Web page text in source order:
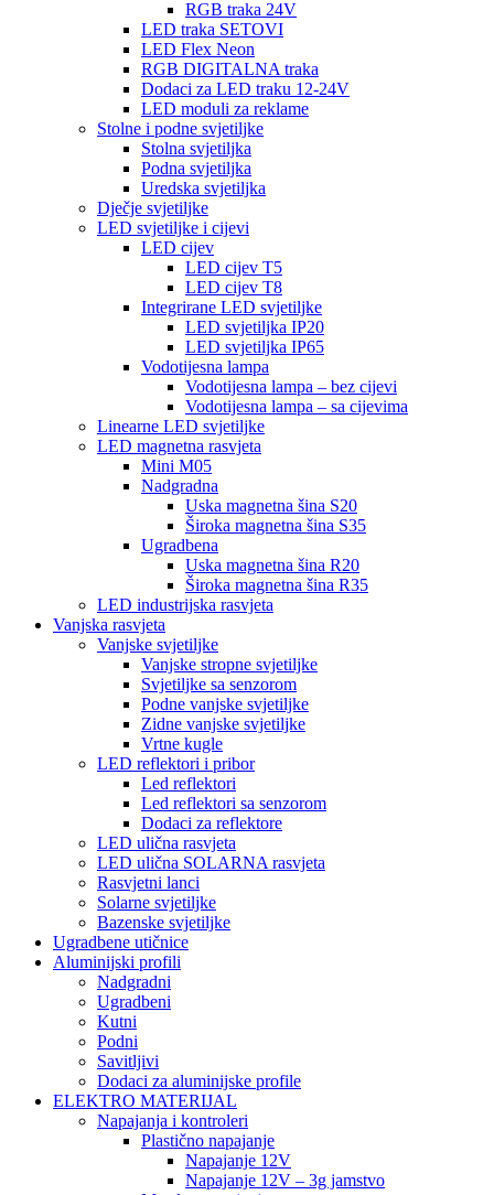
RGB traka 24V
LED traka SETOVI
LED Flex Neon
RGB DIGITALNA traka
Dodaci za LED traku 12-24V
LED moduli za reklame
Stolne i podne svjetiljke
Stolna svjetiljka
Podna svjetiljka
Uredska svjetiljka
Dječje svjetiljke
LED svjetiljke i cijevi
LED cijev
LED cijev T5
LED cijev T8
Integrirane LED svjetiljke
LED svjetiljka IP20
LED svjetiljka IP65
Vodotijesna lampa
Vodotijesna lampa – bez cijevi
Vodotijesna lampa – sa cijevima
Linearne LED svjetiljke
LED magnetna rasvjeta
Mini M05
Nadgradna
Uska magnetna šina S20
Široka magnetna šina S35
Ugradbena
Uska magnetna šina R20
Široka magnetna šina R35
LED industrijska rasvjeta
Vanjska rasvjeta
Vanjske svjetiljke
Vanjske stropne svjetiljke
Svjetiljke sa senzorom
Podne vanjske svjetiljke
Zidne vanjske svjetiljke
Vrtne kugle
LED reflektori i pribor
Led reflektori
Led reflektori sa senzorom
Dodaci za reflektore
LED ulična rasvjeta
LED ulična SOLARNA rasvjeta
Rasvjetni lanci
Solarne svjetiljke
Bazenske svjetiljke
Ugradbene utičnice
Aluminijski profili
Nadgradni
Ugradbeni
Kutni
Podni
Savitljivi
Dodaci za aluminijske profile
ELEKTRO MATERIJAL
Napajanja i kontroleri
Plastično napajanje
Napajanje 12V
Napajanje 12V – 3g jamstvo